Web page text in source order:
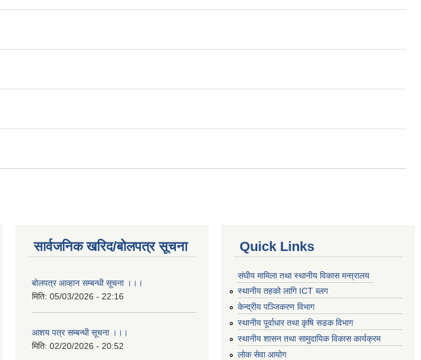
सार्वजनिक खरिद/बोलपत्र सूचना
बोलपत्र आव्हान सम्बन्धी सूचना ।।।
मिति: 05/03/2026 - 22:16
आशय पत्र सम्बन्धी सूचना ।।।
मिति: 02/20/2026 - 20:52
Quick Links
संघीय मामिला तथा स्थानीय विकास मन्त्रालय
स्थानीय तहको लागि ICT ब्लग
केन्द्रीय पञ्जिकरण विभाग
स्थानीय पूर्वाधार तथा कृषि सडक विभाग
स्थानीय शासन तथा सामुदायिक विकास कार्यक्रम
लोक सेवा आयोग